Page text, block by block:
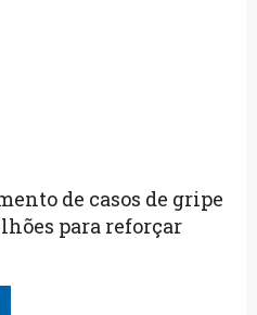
de casos de gripe
para reforçar